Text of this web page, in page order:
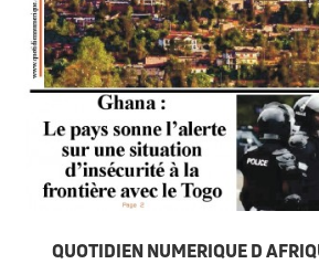
QUOTIDIEN NUMERIQUE D